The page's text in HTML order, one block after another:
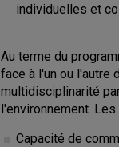
individuelles et
Au terme du
face à l'un ou l'autre
multidisciplinarité
l'environnement.
Capacité de